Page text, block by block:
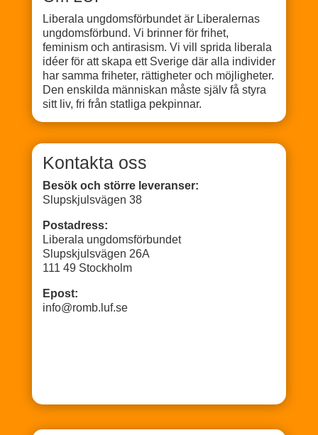
Liberala ungdomsförbundet är Liberalernas
ungdomsförbund. Vi brinner för frihet,
feminism och antirasism. Vi vill sprida liberala
idéer för att skapa ett Sverige där alla individer
har samma friheter, rättigheter och möjligheter.
Den enskilda människan måste själv få styra
sitt liv, fri från statliga pekpinnar.
Kontakta oss
Besök och större leveranser:
Slupskjulsvägen 38
Postadress:
Liberala ungdomsförbundet
Slupskjulsvägen 26A
111 49 Stockholm
Epost:
info@romb.luf.se